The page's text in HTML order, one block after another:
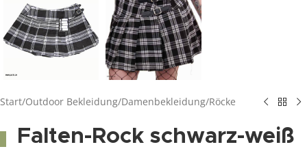
Start/Outdoor Bekleidung/Damenbekleidung/Röcke
Falten-Rock schwarz-weiß